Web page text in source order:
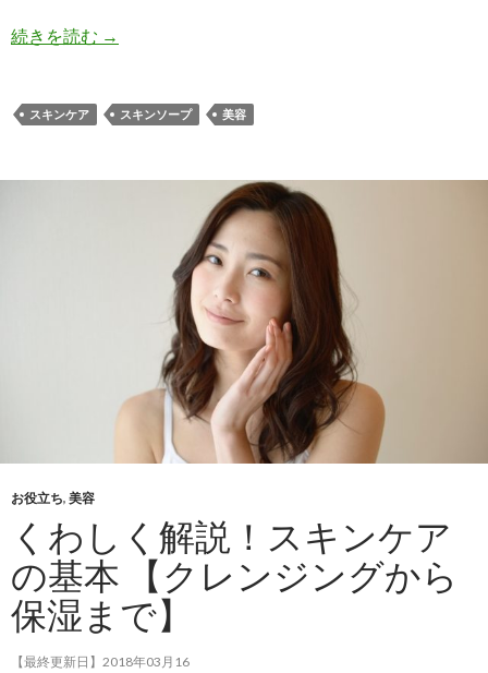
続きを読む メディユース・パールホワイト・スキンソープ
→
スキンケア スキンソープ 美容
お役立ち, 美容
くわしく解説！スキンケア
の基本 【クレンジングから
保湿まで】
【最終更新日】2018年03月16